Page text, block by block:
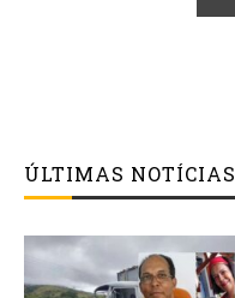
ÚLTIMAS NOTÍCIAS